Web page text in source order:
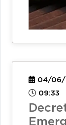
04/06/
09:33